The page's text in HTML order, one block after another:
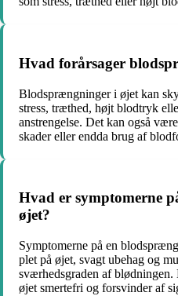
Hvad forårsager
Blodsprængninger i øjet kan
stress, træthed, højt blodtryk
anstrengelse. Det kan også
skader eller endda brug af
Hvad er symptomerne
øjet?
Symptomerne på en
plet på øjet, svagt ubehag og
sværhedsgraden af
øjet smertefri og forsvinder af